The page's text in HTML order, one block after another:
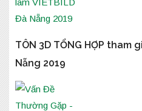
TÔN 3D TỔNG HỢP tham
Nẵng 2019